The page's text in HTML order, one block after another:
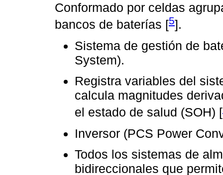
Conformado por celdas
bancos de baterías [5].
Sistema de gestión de
System).
Registra variables del
calcula magnitudes
el estado de salud (SOH) [
Inversor (PCS Power
Todos los sistemas de
bidireccionales que